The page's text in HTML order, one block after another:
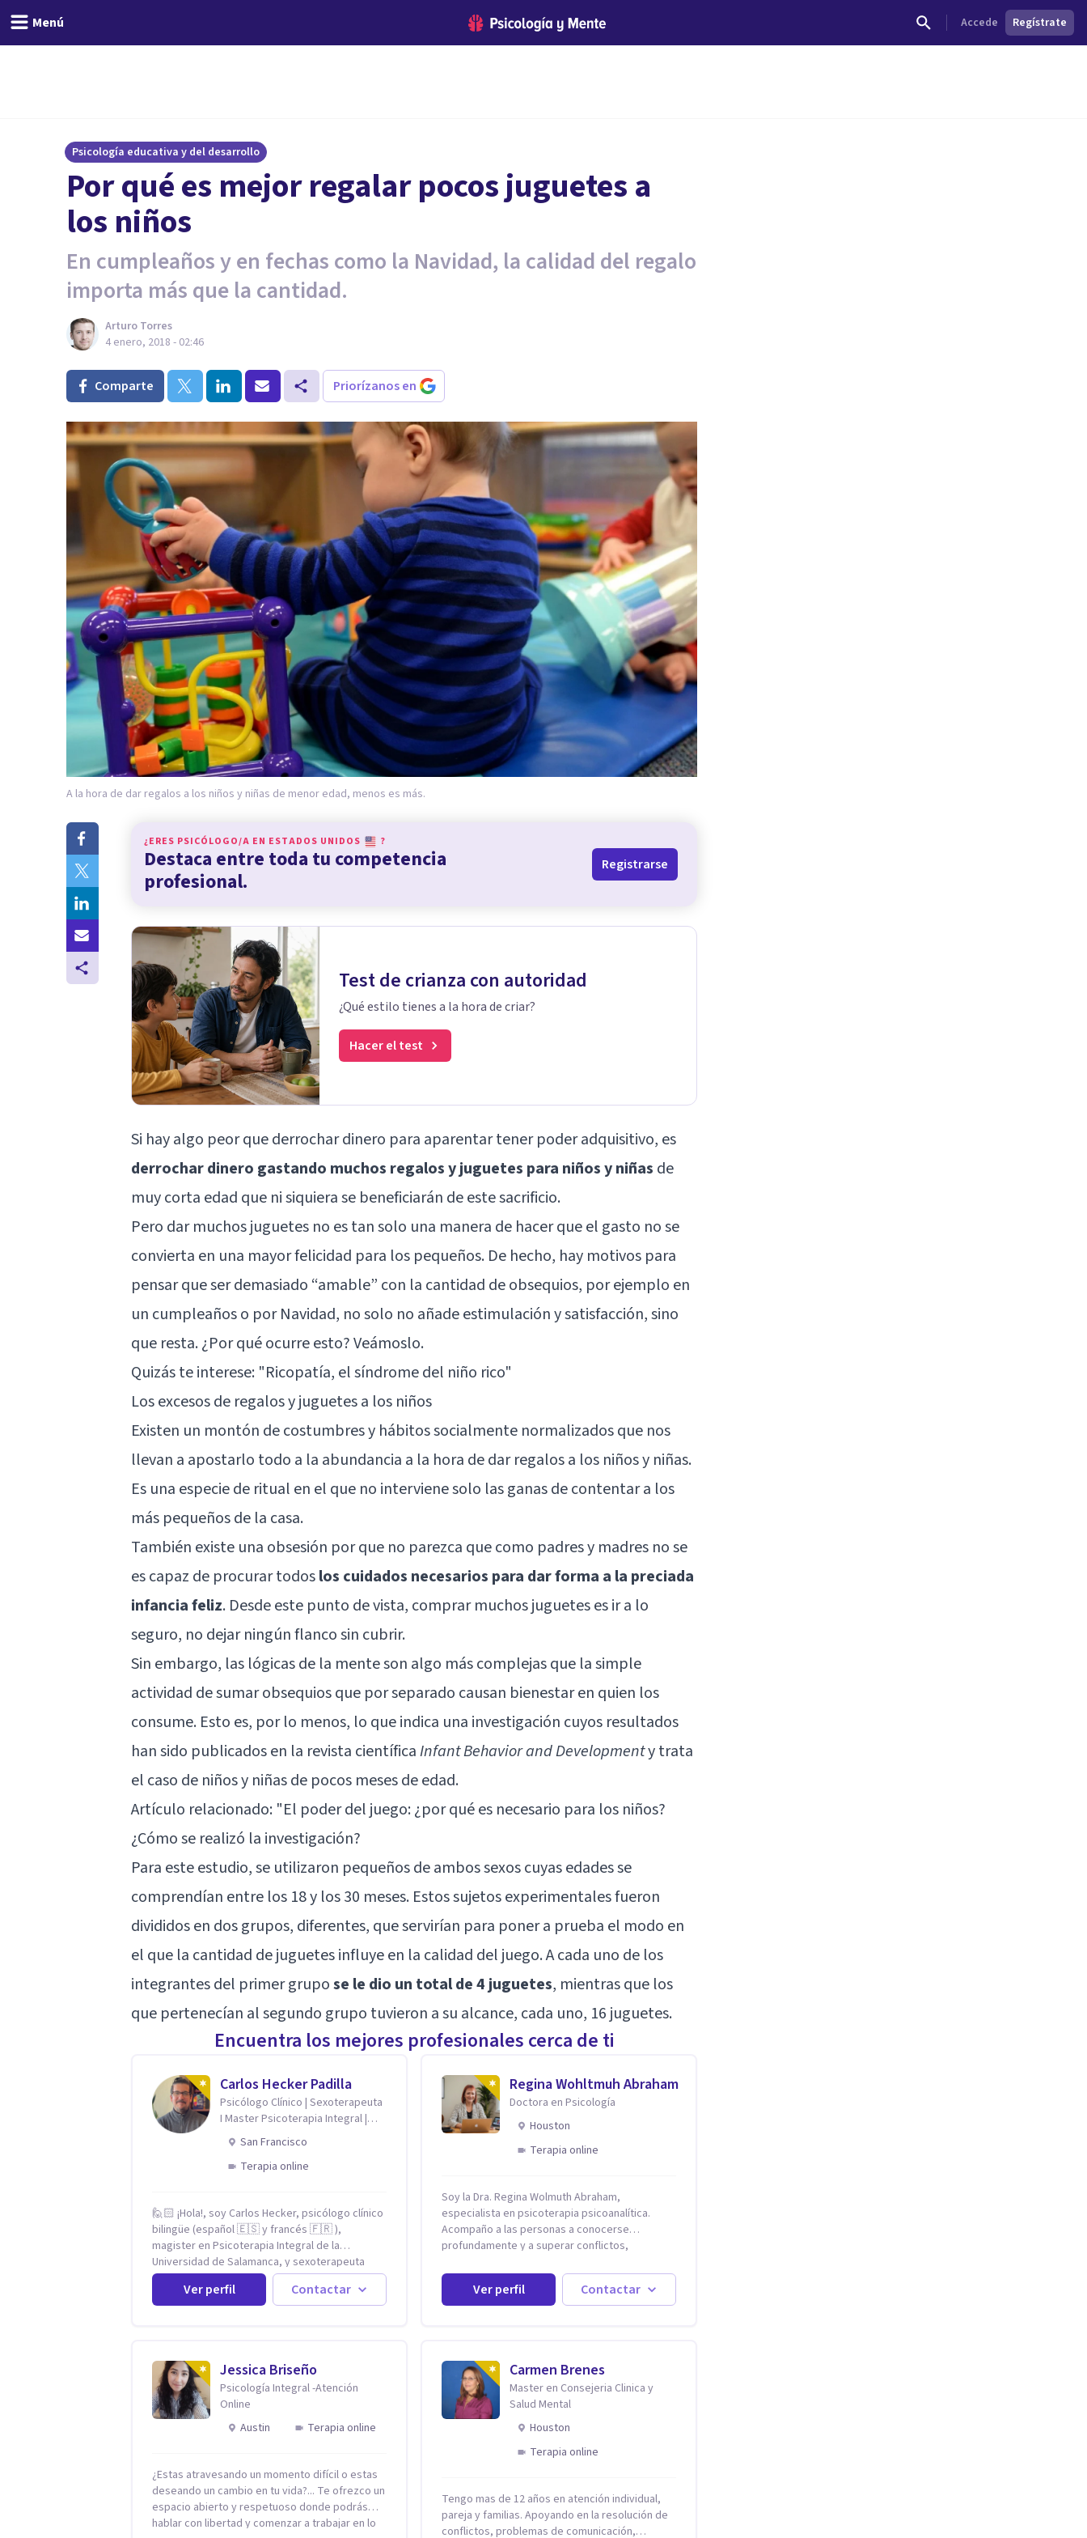
Menú Accede Regístrate
Psicología educativa y del desarrollo
Por qué es mejor regalar pocos juguetes a
los niños
En cumpleaños y en fechas como la Navidad, la calidad del regalo
importa más que la cantidad.
Arturo Torres
4 enero, 2018 - 02:46
Comparte Priorízanos en
A la hora de dar regalos a los niños y niñas de menor edad, menos es más.
¿ERES PSICÓLOGO/A EN ESTADOS UNIDOS ?
Destaca entre toda tu competencia
profesional.
Registrarse
Test de crianza con autoridad
¿Qué estilo tienes a la hora de criar?
Hacer el test
Si hay algo peor que derrochar dinero para aparentar tener poder adquisitivo, es
derrochar dinero gastando muchos regalos y juguetes para niños y niñas de
muy corta edad que ni siquiera se beneficiarán de este sacrificio.
Pero dar muchos juguetes no es tan solo una manera de hacer que el gasto no se
convierta en una mayor felicidad para los pequeños. De hecho, hay motivos para
pensar que ser demasiado “amable” con la cantidad de obsequios, por ejemplo en
un cumpleaños o por Navidad, no solo no añade estimulación y satisfacción, sino
que resta. ¿Por qué ocurre esto? Veámoslo.
Quizás te interese: "Ricopatía, el síndrome del niño rico"
Los excesos de regalos y juguetes a los niños
Existen un montón de costumbres y hábitos socialmente normalizados que nos
llevan a apostarlo todo a la abundancia a la hora de dar regalos a los niños y niñas.
Es una especie de ritual en el que no interviene solo las ganas de contentar a los
más pequeños de la casa.
También existe una obsesión por que no parezca que como padres y madres no se
es capaz de procurar todoslos cuidados necesarios para dar forma a la preciada
infancia feliz. Desde este punto de vista, comprar muchos juguetes es ir a lo
seguro, no dejar ningún flanco sin cubrir.
Sin embargo, las lógicas de la mente son algo más complejas que la simple
actividad de sumar obsequios que por separado causan bienestar en quien los
consume. Esto es, por lo menos, lo que indica una investigación cuyos resultados
han sido publicados en la revista científicaInfant Behavior and Developmenty trata
el caso de niños y niñas de pocos meses de edad.
Artículo relacionado: "El poder del juego: ¿por qué es necesario para los niños?
¿Cómo se realizó la investigación?
Para este estudio, se utilizaron pequeños de ambos sexos cuyas edades se
comprendían entre los 18 y los 30 meses. Estos sujetos experimentales fueron
divididos en dos grupos, diferentes, que servirían para poner a prueba el modo en
el que la cantidad de juguetes influye en la calidad del juego. A cada uno de los
integrantes del primer grupose le dio un total de 4 juguetes, mientras que los
que pertenecían al segundo grupo tuvieron a su alcance, cada uno, 16 juguetes.
Encuentra los mejores profesionales cerca de ti
Carlos Hecker Padilla
Psicólogo Clínico | Sexoterapeuta
I Master Psicoterapia Integral |
Terapeuta de Pareja
San Francisco
Terapia online
🙋🏻 ¡Hola!, soy Carlos Hecker, psicólogo clínico
bilingüe (español 🇪🇸 y francés 🇫🇷 ),
magister en Psicoterapia Integral de la
Universidad de Salamanca, y sexoterapeuta
certificado en Francia. Trabajo con personas
que sienten que algo en su vida dejó de calzar:
ansiedad que se desborda, tristeza que no se
la sexualidad y la identidad que necesitan un
espacio seguro para ser habladas. Mi
orientación teórica integra una mirada
Humanista-Relacional con Terapia Breve, donde
el modo en que te vinculas ocupa un lugar
mi formación en psicoterapia, cuento con
especialización en sexoterapia, por lo que
también acompaño temas de salud sexual,
terapia de pareja, diversidad sexual y de
Ver perfil Contactar
Regina Wohltmuh Abraham
Doctora en Psicología
Houston
Terapia online
Soy la Dra. Regina Wolmuth Abraham,
especialista en psicoterapia psicoanalítica.
Acompaño a las personas a conocerse
profundamente y a superar conflictos,
su calidad de vida. He trabajado en reconocidas
instituciones como el Hospital Psiquiátrico San
Rafael, Instituto Psiquiátrico MENDAO, San
privilegio de colaborar en comunidades como
Olivar del Conde y Xochimilco, lo que me
permitió conocer diversas realidades y
necesidades.
Ver perfil Contactar
Jessica Briseño
Psicología Integral -Atención
Online
Austin
Terapia online
¿Estas atravesando un momento difícil o estas
deseando un cambio en tu vida?... Te ofrezco un
espacio abierto y respetuoso donde podrás
hablar con libertad y comenzar a trabajar en lo
Carmen Brenes
Master en Consejeria Clinica y
Salud Mental
Houston
Terapia online
Tengo mas de 12 años en atención individual,
pareja y familias. Apoyando en la resolución de
conflictos, problemas de comunicación,